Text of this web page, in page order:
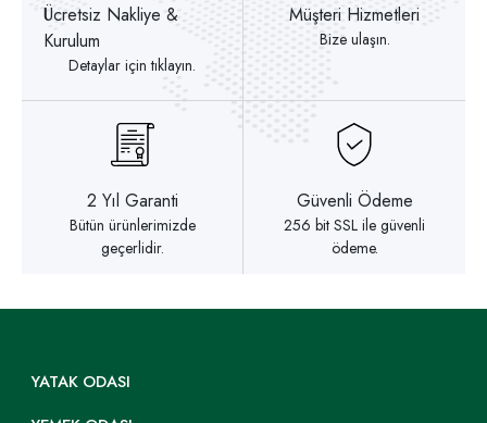
Ücretsiz Nakliye &
Kurulum
Detaylar için tıklayın.
Müşteri Hizmetleri
Bize ulaşın.
2 Yıl Garanti
Bütün ürünlerimizde
geçerlidir.
Güvenli Ödeme
256 bit SSL ile güvenli
ödeme.
YATAK ODASI